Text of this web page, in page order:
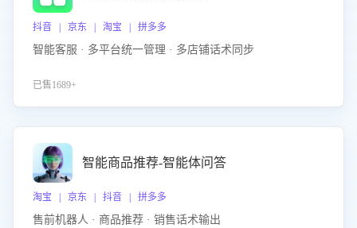
抖音 | 京东 | 淘宝 | 拼多多
智能客服 · 多平台统一管理 · 多店铺话术同步
已售1689+
智能商品推荐-智能体问答
淘宝 | 京东 | 抖音 | 拼多多
售前机器人 · 商品推荐 · 销售话术输出